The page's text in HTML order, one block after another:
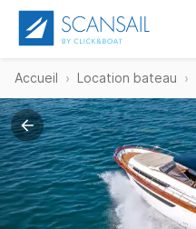
Accueil Location bateau